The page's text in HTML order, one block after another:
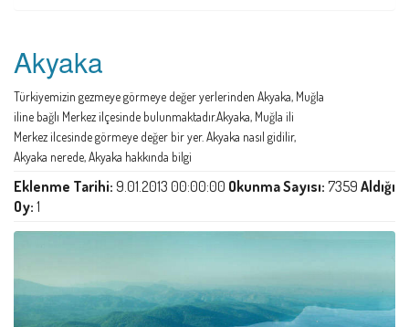
Akyaka
Türkiyemizin gezmeye görmeye değer yerlerinden Akyaka, Muğla
iline bağlı Merkez ilçesinde bulunmaktadır.Akyaka, Muğla ili
Merkez ilcesinde görmeye değer bir yer. Akyaka nasıl gidilir,
Akyaka nerede, Akyaka hakkında bilgi
Eklenme Tarihi: 9.01.2013 00:00:00 Okunma Sayısı: 7359 Aldığı
Oy: 1